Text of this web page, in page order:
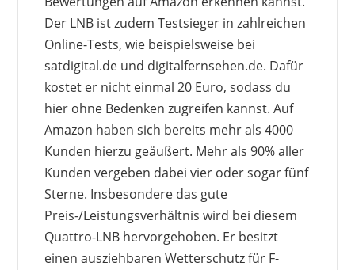
TECHNISAT
Der LNB ist zudem Testsieger in zahlreichen
Online-Tests, wie beispielsweise bei
satdigital.de und digitalfernsehen.de. Dafür
kostet er nicht einmal 20 Euro, sodass du
hier ohne Bedenken zugreifen kannst. Auf
Amazon haben sich bereits mehr als 4000
Kunden hierzu geäußert. Mehr als 90% aller
Kunden vergeben dabei vier oder sogar fünf
Sterne. Insbesondere das gute
Preis-/Leistungsverhältnis wird bei diesem
Quattro-LNB hervorgehoben. Er besitzt
einen ausziehbaren Wetterschutz für F-